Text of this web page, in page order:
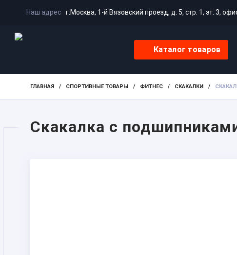
Наш адрес г.Москва, 1-й Вязовский проезд, д. 5, стр. 1, эт. 3,
Каталог товаров
ГЛАВНАЯ / СПОРТИВНЫЕ ТОВАРЫ / ФИТНЕС / СКАКАЛКИ /
Скакалка с